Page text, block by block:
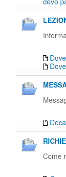
Come